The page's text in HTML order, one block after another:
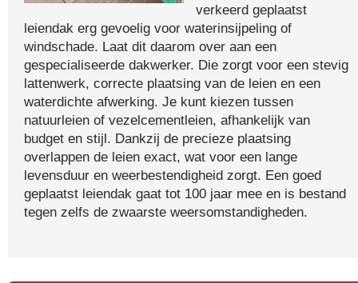
verkeerd geplaatst
leiendak erg gevoelig voor waterinsijpeling of
windschade. Laat dit daarom over aan een
gespecialiseerde dakwerker. Die zorgt voor een stevig
lattenwerk, correcte plaatsing van de leien en een
waterdichte afwerking. Je kunt kiezen tussen
natuurleien of vezelcementleien, afhankelijk van
budget en stijl. Dankzij de precieze plaatsing
overlappen de leien exact, wat voor een lange
levensduur en weerbestendigheid zorgt. Een goed
geplaatst leiendak gaat tot 100 jaar mee en is bestand
tegen zelfs de zwaarste weersomstandigheden.